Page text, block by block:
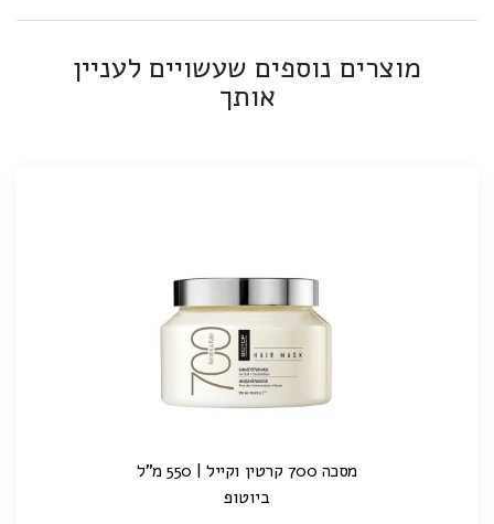
מוצרים נוספים שעשויים לעניין
אותך
מסכה 700 קרטין וקייל | 550 מ"ל
ביוטופ